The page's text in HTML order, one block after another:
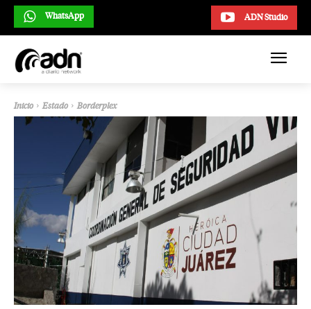
ADN Studio
WhatsApp
Inicio Estado Borderplex